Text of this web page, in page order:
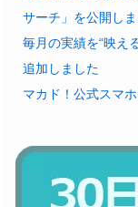
サーチ」を公開し
毎月の実績を“映え
追加しました
マカド！公式スマ